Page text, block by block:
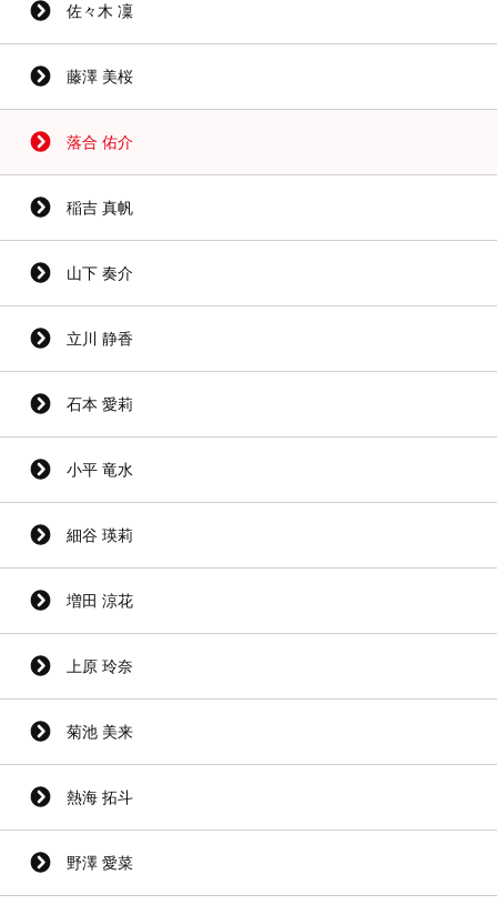
佐々木 凜
藤澤 美桜
落合 佑介
稲吉 真帆
山下 奏介
立川 静香
石本 愛莉
小平 竜水
細谷 瑛莉
増田 涼花
上原 玲奈
菊池 美来
熱海 拓斗
野澤 愛菜